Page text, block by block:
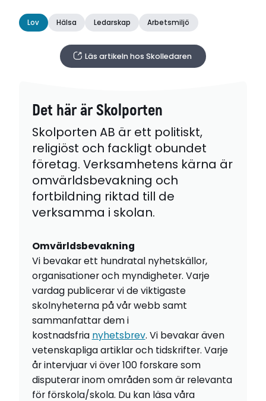
Lov Hälsa Ledarskap Arbetsmiljö
Läs artikeln hos Skolledaren
Det här är Skolporten
Skolporten AB är ett politiskt,
religiöst och fackligt obundet
företag. Verksamhetens kärna är
omvärldsbevakning och
fortbildning riktad till de
verksamma i skolan.
Omvärldsbevakning
Vi bevakar ett hundratal nyhetskällor,
organisationer och myndigheter. Varje
vardag publicerar vi de viktigaste
skolnyheterna på vår webb samt
sammanfattar dem i
kostnadsfria nyhetsbrev. Vi bevakar även
vetenskapliga artiklar och tidskrifter. Varje
år intervjuar vi över 100 forskare som
disputerar inom områden som är relevanta
för förskola/skola. Du kan läsa våra